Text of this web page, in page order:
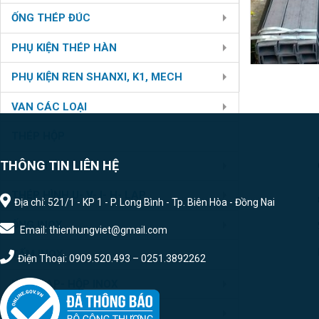
ỐNG THÉP ĐÚC
PHỤ KIỆN THÉP HÀN
PHỤ KIỆN REN SHANXI, K1, MECH
VAN CÁC LOẠI
THÉP TẤM
THÉP HÌNH U- V- I- H- LAP
ỐNG INOX
TẤM INOX
U- V- LAP- HỘP INOX
PHỤ KIỆN HÀN INOX
THÔNG TIN LIÊN HỆ
Địa chỉ: 521/1 - KP 1 - P. Long Bình - Tp. Biên Hòa - Đồng Nai
Email: thienhungviet@gmail.com
Điện Thoại: 0909.520.493 – 0251.3892262